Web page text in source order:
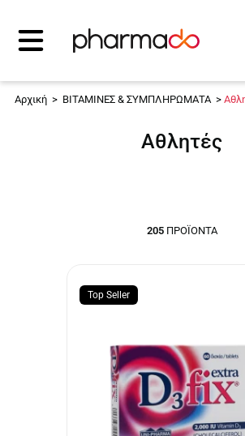
Αναζήτηση
Αρχική > ΒΙΤΑΜΙΝΕΣ & ΣΥΜΠΛΗΡΩΜΑΤΑ >
Αθλητές
205ΠΡΟΪΌΝΤΑ
Top Seller